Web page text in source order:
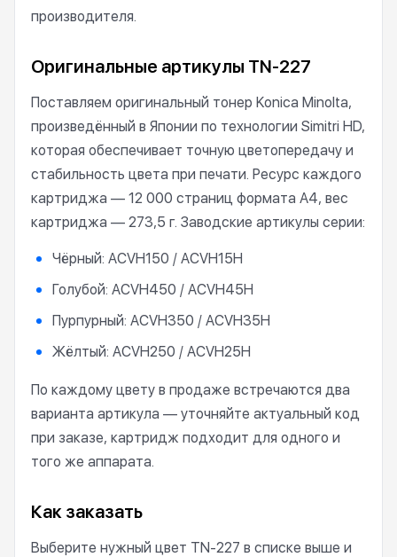
производителя.
Оригинальные артикулы TN-227
Поставляем оригинальный тонер Konica Minolta,
произведённый в Японии по технологии Simitri HD,
которая обеспечивает точную цветопередачу и
стабильность цвета при печати. Ресурс каждого
картриджа — 12 000 страниц формата А4, вес
картриджа — 273,5 г. Заводские артикулы серии:
Чёрный: ACVH150 / ACVH15H
Голубой: ACVH450 / ACVH45H
Пурпурный: ACVH350 / ACVH35H
Жёлтый: ACVH250 / ACVH25H
По каждому цвету в продаже встречаются два
варианта артикула — уточняйте актуальный код
при заказе, картридж подходит для одного и
того же аппарата.
Как заказать
Выберите нужный цвет TN-227 в списке выше и